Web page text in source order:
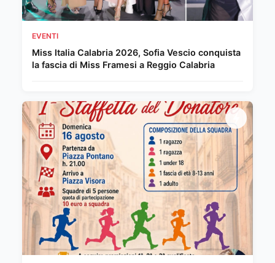
EVENTI
Miss Italia Calabria 2026, Sofia Vescio conquista
la fascia di Miss Framesi a Reggio Calabria